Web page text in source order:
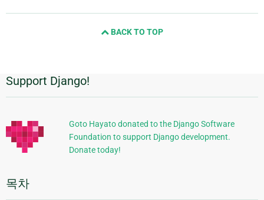
BACK TO TOP
추
가
정
보
Support Django!
Goto Hayato donated to the Django Software
Foundation to support Django development.
Donate today!
목차